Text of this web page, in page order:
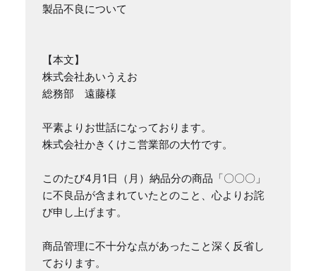
製品不良について
【本文】
株式会社あいうえお
総務部　遠藤様
平素よりお世話になっております。
株式会社かきくけこ営業部の大竹です。
このたび4月1日（月）納品分の商品「〇〇〇」
に不良品が含まれていたとのこと、心よりお詫
び申し上げます。
商品管理に不十分な点があったこと深く反省し
ております。